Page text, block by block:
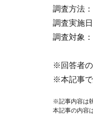
調査方法
調査実施
調査対象
※回答者の
※本記事で
※記事内容は
本記事の内容